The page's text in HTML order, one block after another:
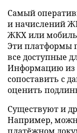
Самый
и начислений
ЖКХ или
Эти платформы
все доступные
Информацию из
сопоставить с
оценить
Существуют и
Например,